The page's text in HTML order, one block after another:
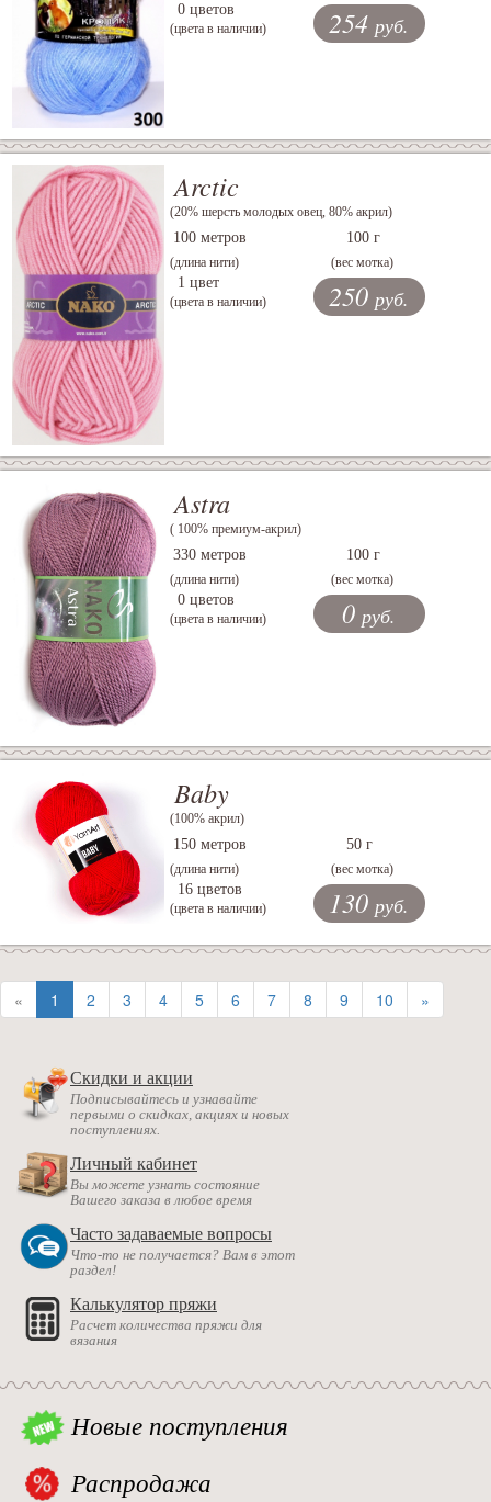
0 цветов
(цвета в наличии) 254 руб.
Arctic
(20% шерсть молодых овец, 80% акрил)
100 метров
(длина нити)
100 г
(вес мотка)
1 цвет
(цвета в наличии) 250 руб.
Astra
( 100% премиум-акрил)
330 метров
(длина нити)
100 г
(вес мотка)
0 цветов
(цвета в наличии) 0 руб.
Baby
(100% акрил)
150 метров
(длина нити)
50 г
(вес мотка)
16 цветов
(цвета в наличии) 130 руб.
« 1 2 3 4 5 6 7 8 9 10 »
Скидки и акции
Подписывайтесь и узнавайте
первыми о скидках, акциях и новых
поступлениях.
Личный кабинет
Вы можете узнать состояние
Вашего заказа в любое время
Часто задаваемые вопросы
Что-то не получается? Вам в этот
раздел!
Калькулятор пряжи
Расчет количества пряжи для
вязания
Новые поступления
Распродажа